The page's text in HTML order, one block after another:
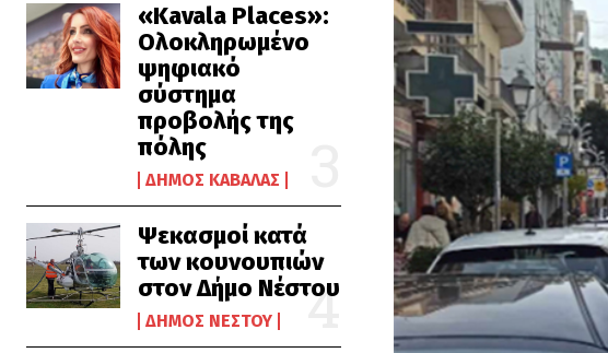
«Kavala Places»:
Ολοκληρωμένο
ψηφιακό
σύστημα
προβολής της
πόλης
ΔΉΜΟΣ ΚΑΒΆΛΑΣ
Ψεκασμοί κατά
των κουνουπιών
στον Δήμο Νέστου
ΔΉΜΟΣ ΝΈΣΤΟΥ